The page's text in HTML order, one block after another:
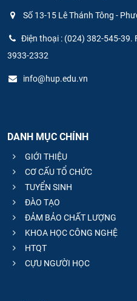
Số 13-15 Lê Thánh Tông -
Điện thoại : (024) 382-545-39.
3933-2332
info@hup.edu.vn
DANH MỤC CHÍNH
GIỚI THIỆU
CƠ CẤU TỔ CHỨC
TUYỂN SINH
ĐÀO TẠO
ĐẢM BẢO CHẤT LƯỢNG
KHOA HỌC CÔNG NGHỆ
HTQT
CỰU NGƯỜI HỌC